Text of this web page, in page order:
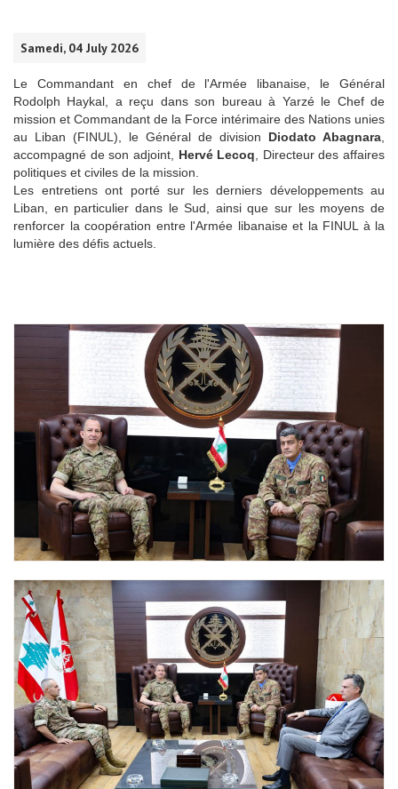
Samedi, 04 July 2026
Le Commandant en chef de l'Armée libanaise, le Général
Rodolph Haykal, a reçu dans son bureau à Yarzé le Chef de
mission et Commandant de la Force intérimaire des Nations unies
au Liban (FINUL), le Général de division Diodato Abagnara
accompagné de son adjoint, Hervé Lecoq , Directeur des affaires
politiques et civiles de la mission.
Les entretiens ont porté sur les derniers développements au
Liban, en particulier dans le Sud, ainsi que sur les moyens de
renforcer la coopération entre l'Armée libanaise et la FINUL à la
lumière des défis actuels.